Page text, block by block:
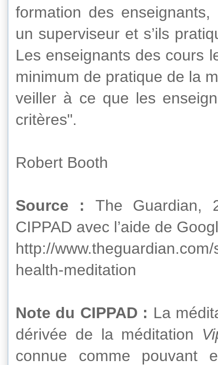
formation des enseignants,
un superviseur et s’ils
Les enseignants des cours
minimum de pratique de la
veiller à ce que les
critères".
Robert Booth
Source :
The Guardian,
CIPPAD avec l’aide de
http://
health-meditation
Note du CIPPAD : La
dérivée de la méditation
connue comme pouvant